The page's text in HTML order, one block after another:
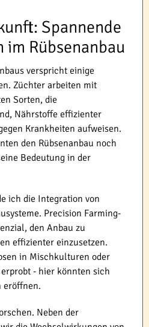
Spannende
Rübsenanbau
verspricht einige
Züchter arbeiten mit
Sorten, die
Nährstoffe effizienter
Krankheiten aufweisen.
den Rübsenanbau noch
Bedeutung in der
ich die Integration von
Precision Farming-
den Anbau zu
effizienter einzusetzen.
in Mischkulturen oder
- hier könnten sich
eröffnen.
Neben der